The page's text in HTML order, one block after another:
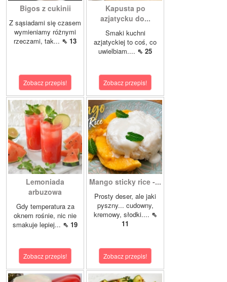
Bigos z cukinii
Z sąsiadami się czasem
wymieniamy różnymi
rzeczami, tak... ⇖ 13
Zobacz przepis!
Kapusta po
azjatycku do...
Smaki kuchni
azjatyckiej to coś, co
uwielbiam.... ⇖ 25
Zobacz przepis!
Lemoniada
arbuzowa
Gdy temperatura za
oknem rośnie, nic nie
smakuje lepiej... ⇖ 19
Zobacz przepis!
Mango sticky rice -...
Prosty deser, ale jaki
pyszny... cudowny,
kremowy, słodki.... ⇖
11
Zobacz przepis!